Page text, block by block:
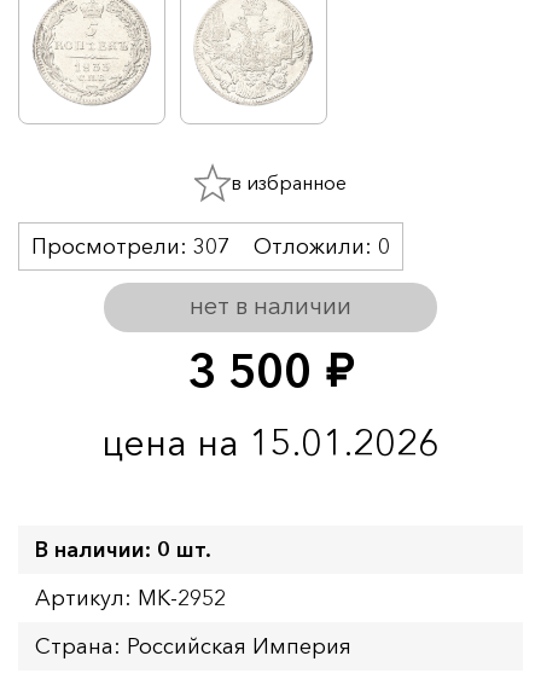
3 500 руб.
цена на 15.01.2026
нет в наличии
Просмотрели: 307 Отложили: 0
в избранное
В наличии: 0 шт.
Артикул: MK-2952
Страна: Российская Империя